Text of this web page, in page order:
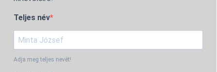
Teljes név
Adja meg teljes nevét!